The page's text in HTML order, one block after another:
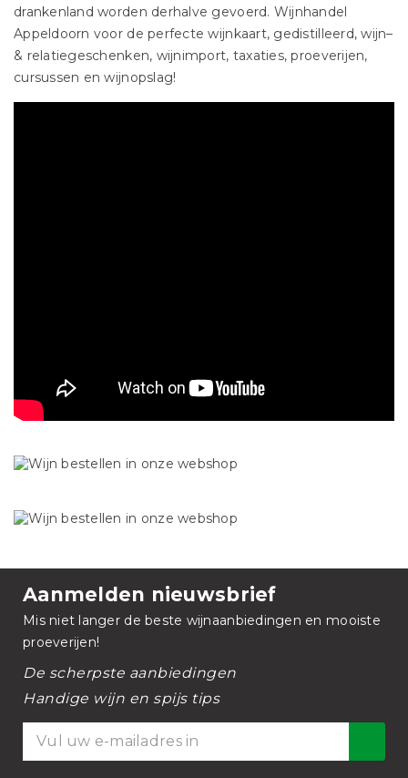
drankenland worden derhalve gevoerd. Wijnhandel
Appeldoorn voor de perfecte wijnkaart, gedistilleerd, wijn–
& relatiegeschenken, wijnimport, taxaties, proeverijen,
cursussen en wijnopslag!
Aanmelden nieuwsbrief
Mis niet langer de beste wijnaanbiedingen en mooiste
proeverijen!
De scherpste aanbiedingen
Handige wijn en spijs tips